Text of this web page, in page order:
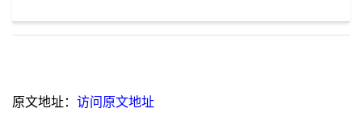
原文地址： 访问原文地址